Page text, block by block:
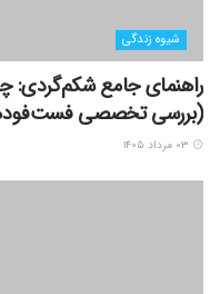
شیوه زندگی
راهنمای جامع شکم‌گردی:
(بررسی تخصصی